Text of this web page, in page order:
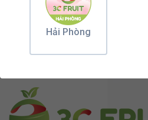
Dinh dưỡng sức khỏe -
giá trị
Hải Phòng